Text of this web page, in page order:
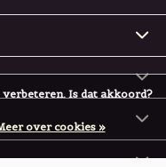
Is dat akkoord?
over cookies »